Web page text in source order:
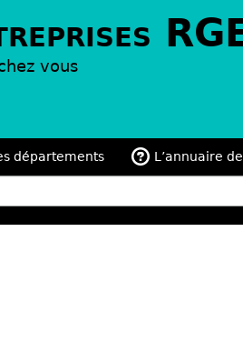
vous
départements L’annuaire